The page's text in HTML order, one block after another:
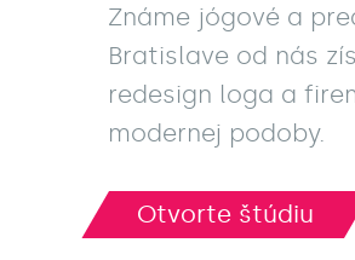
Známe jógové a
Bratislave od nás
redesign loga a
modernej podoby.
Otvorte štúdiu
Otvorte štúdiu